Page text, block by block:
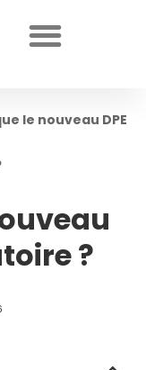
le nouveau DPE
?